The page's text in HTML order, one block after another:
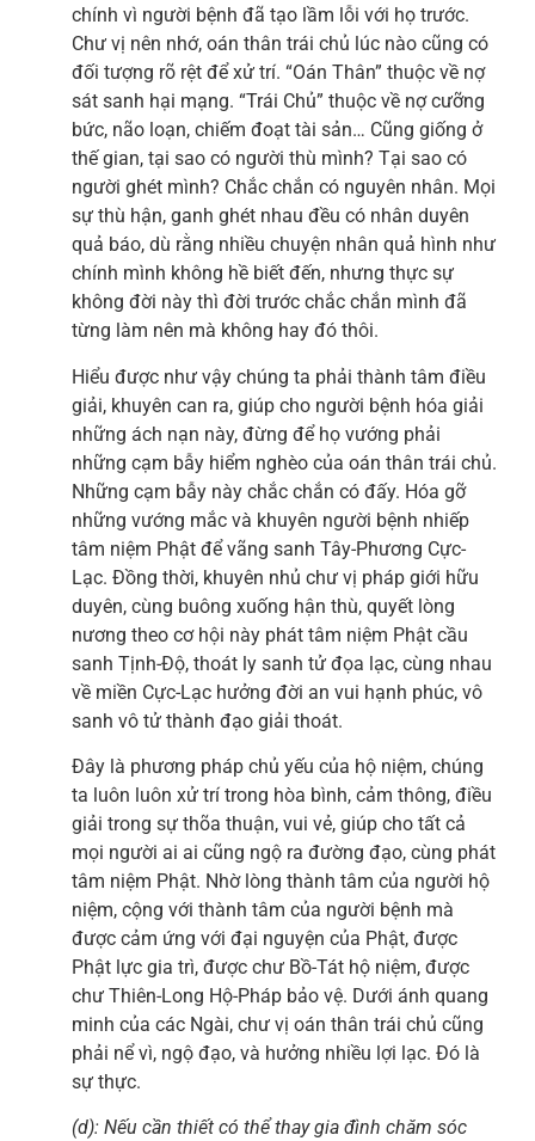
chính vì người bệnh đã tạo lầm lỗi với họ trước.
Chư vị nên nhớ, oán thân trái chủ lúc nào cũng có
đối tượng rõ rệt để xử trí. “Oán Thân” thuộc về nợ
sát sanh hại mạng. “Trái Chủ” thuộc về nợ cưỡng
bức, não loạn, chiếm đoạt tài sản… Cũng giống ở
thế gian, tại sao có người thù mình? Tại sao có
người ghét mình? Chắc chắn có nguyên nhân. Mọi
sự thù hận, ganh ghét nhau đều có nhân duyên
quả báo, dù rằng nhiều chuyện nhân quả hình như
chính mình không hề biết đến, nhưng thực sự
không đời này thì đời trước chắc chắn mình đã
từng làm nên mà không hay đó thôi.
Hiểu được như vậy chúng ta phải thành tâm điều
giải, khuyên can ra, giúp cho người bệnh hóa giải
những ách nạn này, đừng để họ vướng phải
những cạm bẫy hiểm nghèo của oán thân trái chủ.
Những cạm bẫy này chắc chắn có đấy. Hóa gỡ
những vướng mắc và khuyên người bệnh nhiếp
tâm niệm Phật để vãng sanh Tây-Phương Cực-
Lạc. Đồng thời, khuyên nhủ chư vị pháp giới hữu
duyên, cùng buông xuống hận thù, quyết lòng
nương theo cơ hội này phát tâm niệm Phật cầu
sanh Tịnh-Độ, thoát ly sanh tử đọa lạc, cùng nhau
về miền Cực-Lạc hưởng đời an vui hạnh phúc, vô
sanh vô tử thành đạo giải thoát.
Đây là phương pháp chủ yếu của hộ niệm, chúng
ta luôn luôn xử trí trong hòa bình, cảm thông, điều
giải trong sự thõa thuận, vui vẻ, giúp cho tất cả
mọi người ai ai cũng ngộ ra đường đạo, cùng phát
tâm niệm Phật. Nhờ lòng thành tâm của người hộ
niệm, cộng với thành tâm của người bệnh mà
được cảm ứng với đại nguyện của Phật, được
Phật lực gia trì, được chư Bồ-Tát hộ niệm, được
chư Thiên-Long Hộ-Pháp bảo vệ. Dưới ánh quang
minh của các Ngài, chư vị oán thân trái chủ cũng
phải nể vì, ngộ đạo, và hưởng nhiều lợi lạc. Đó là
sự thực.
(d): Nếu cần thiết có thể thay gia đình chăm sóc